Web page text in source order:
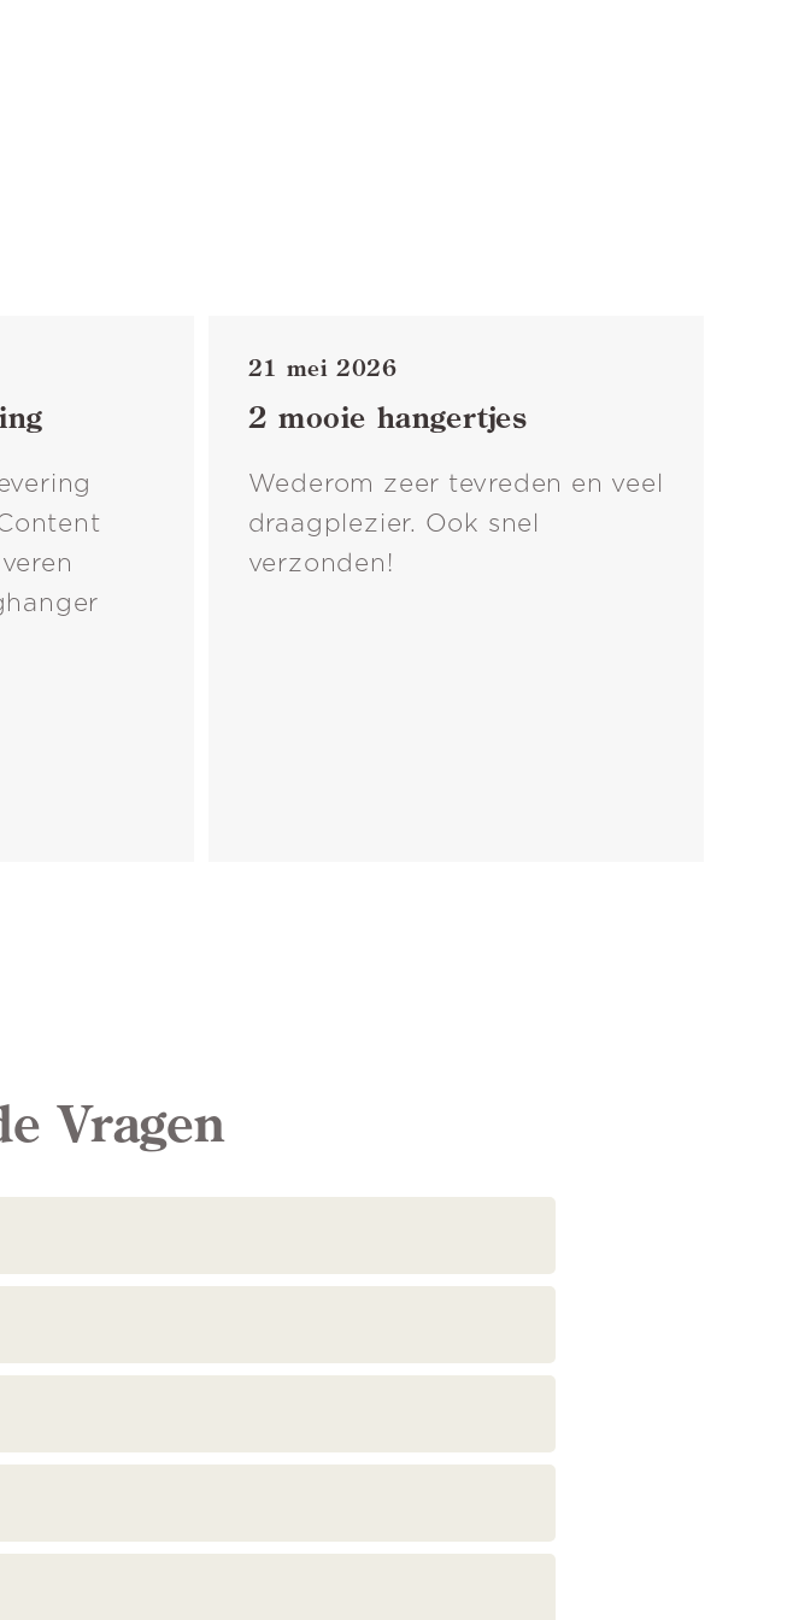
21 mei 2026
2 mooie hangertjes
Wederom zeer tevreden en veel
draagplezier. Ook snel
verzonden!
Vragen